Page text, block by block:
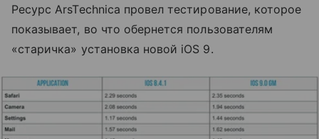
Ресурс ArsTechnica провел тестирование, которое
показывает, во что обернется пользователям
«старичка» установка новой iOS 9.